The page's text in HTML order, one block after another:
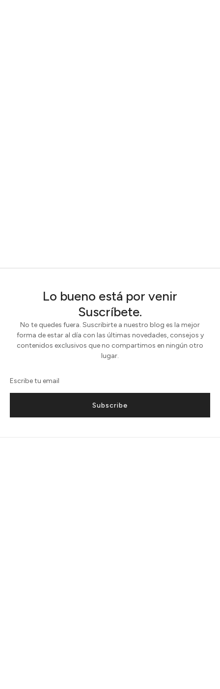
Lo bueno está por venir
Suscríbete.
No te quedes fuera. Suscribirte a nuestro blog es la mejor
forma de estar al día con las últimas novedades, consejos y
contenidos exclusivos que no compartimos en ningún otro
lugar.
Subscribe